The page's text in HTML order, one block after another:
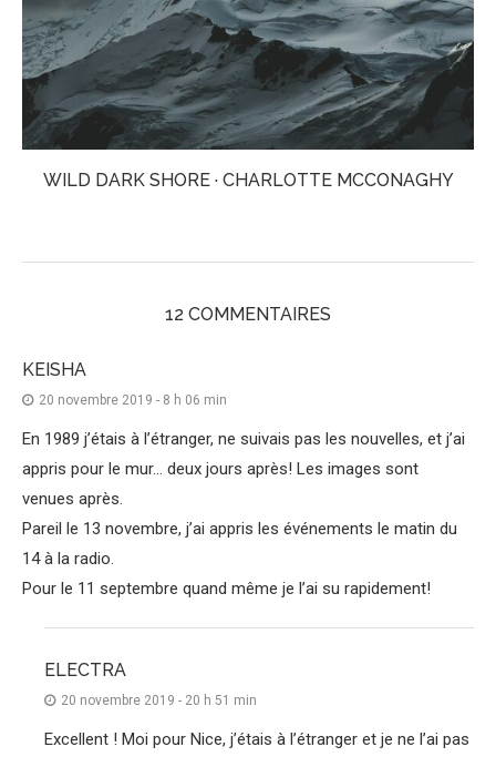
WILD DARK SHORE · CHARLOTTE MCCONAGHY
12 COMMENTAIRES
KEISHA
20 novembre 2019 - 8 h 06 min
En 1989 j’étais à l’étranger, ne suivais pas les nouvelles, et j’ai
appris pour le mur… deux jours après! Les images sont
venues après.
Pareil le 13 novembre, j’ai appris les événements le matin du
14 à la radio.
Pour le 11 septembre quand même je l’ai su rapidement!
ELECTRA
20 novembre 2019 - 20 h 51 min
Excellent ! Moi pour Nice, j’étais à l’étranger et je ne l’ai pas